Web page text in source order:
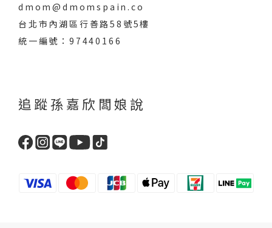
dmom@dmomspain.co
台北市內湖區行善路58號5樓
統一編號：97440166
追蹤孫嘉欣闆娘說